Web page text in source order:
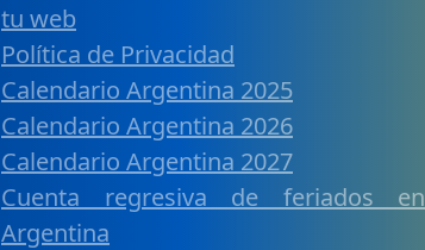
tu web
Política de Privacidad
Calendario Argentina 2025
Calendario Argentina 2026
Calendario Argentina 2027
Cuenta regresiva de feriados en
Argentina